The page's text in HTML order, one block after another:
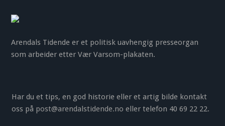
Arendals Tidende er et politisk uavhengig presseorgan
som arbeider etter Vær Varsom-plakaten.
Har du et tips, en god historie eller et artig bilde kontakt
oss på post@arendalstidende.no eller telefon 40 69 22 22.